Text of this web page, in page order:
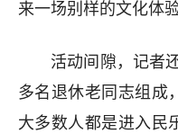
来一场别样的文化体
活动间隙，记者
多名退休老同志组成
大多数人都是进入民